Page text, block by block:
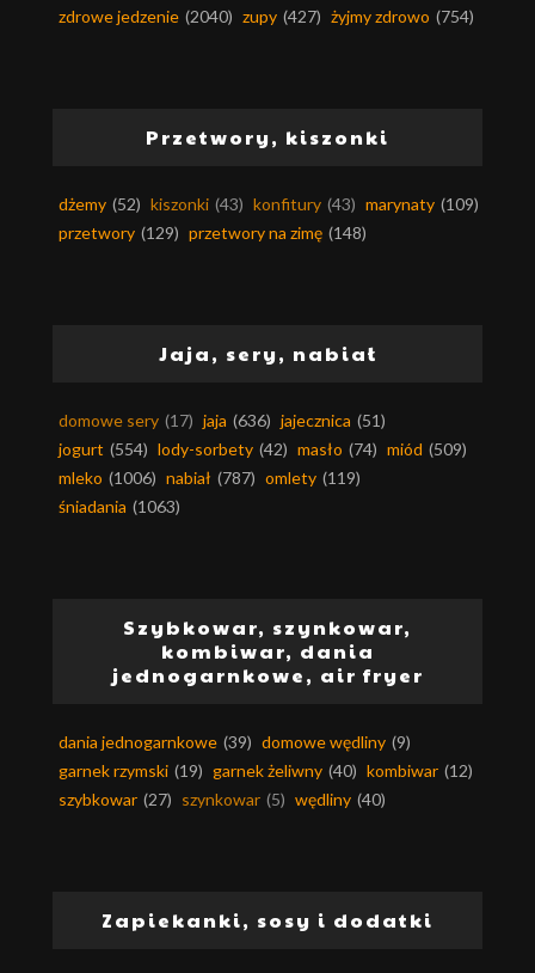
zdrowe jedzenie (2040) zupy (427) żyjmy zdrowo (754)
Przetwory, kiszonki
dżemy (52) kiszonki (43) konfitury (43) marynaty (109)
przetwory (129) przetwory na zimę (148)
Jaja, sery, nabiał
domowe sery (17) jaja (636) jajecznica (51)
jogurt (554) lody-sorbety (42) masło (74) miód (509)
mleko (1006) nabiał (787) omlety (119)
śniadania (1063)
Szybkowar, szynkowar,
kombiwar, dania
jednogarnkowe, air fryer
dania jednogarnkowe (39) domowe wędliny (9)
garnek rzymski (19) garnek żeliwny (40) kombiwar (12)
szybkowar (27) szynkowar (5) wędliny (40)
Zapiekanki, sosy i dodatki